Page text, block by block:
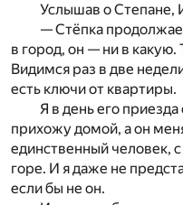
Услышав о Степане,
— Стёпка
в город, он — ни в какую.
Видимся раз в две
есть ключи от квартиры.
Я в день его
прихожу домой, а он
единственный человек,
горе. И я даже не
если бы не он.